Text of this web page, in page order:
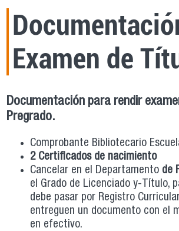
Examen de
Documentación para rendir
Pregrado.
Comprobante Bibliotecario
2 Certificados de nacimiento
Cancelar en el Departamento de
el Grado de Licenciado y-Título,
debe pasar por Registro
entreguen un documento con el
en efectivo. ​